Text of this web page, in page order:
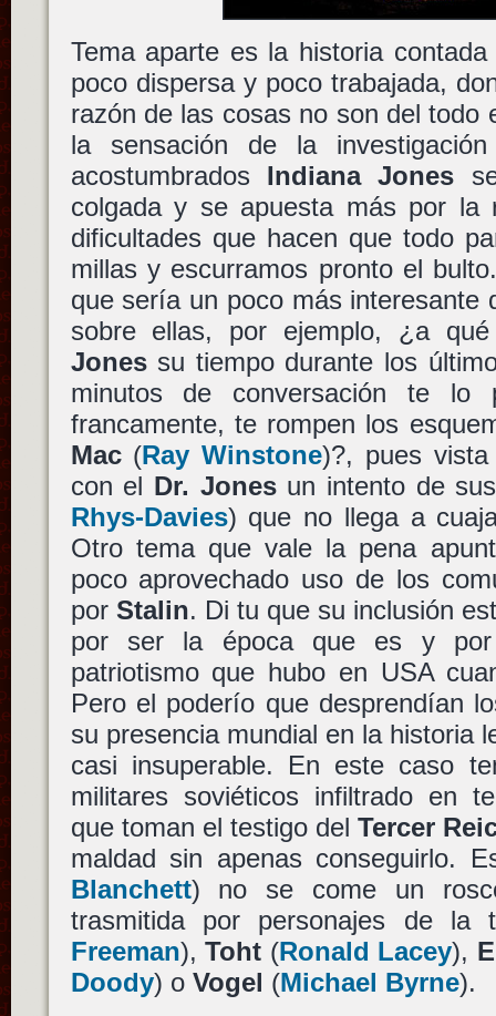
Tema aparte es la historia
poco dispersa y poco trabajada,
razón de las cosas no son del todo
la sensación de la
acostumbrados Indiana Jones
colgada y se apuesta más por la
dificultades que hacen que todo
millas y escurramos pronto el
que sería un poco más interesante
sobre ellas, por ejemplo, ¿a
Jonessu tiempo durante los
minutos de conversación te lo
francamente, te rompen los
Mac(Ray Winstone)?, pues
con el Dr. Jonesun intento de
Rhys-Davies) que no llega a
Otro tema que vale la pena
poco aprovechado uso de los
por Stalin. Di tu que su inclusión
por ser la época que es y
patriotismo que hubo en USA
Pero el poderío que desprendían
su presencia mundial en la historia
casi insuperable. En este caso
militares soviéticos infiltrado en
que toman el testigo del Tercer
maldad sin apenas conseguirlo.
Blanchett) no se come un
trasmitida por personajes de
Freeman),Toht (Ronald Lacey),
Doody) o Vogel (Michael Byrne).